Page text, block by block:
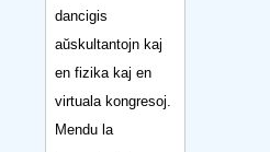
dancigis
aŭskultantojn kaj
en fizika kaj en
virtuala kongresoj.
Mendu la